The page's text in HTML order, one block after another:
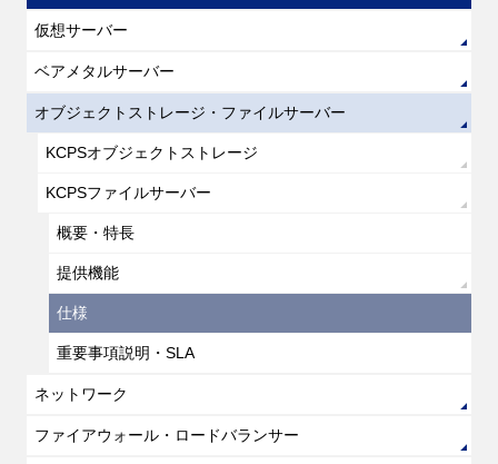
仮想サーバー
ベアメタルサーバー
オブジェクトストレージ・ファイルサーバー
KCPSオブジェクトストレージ
KCPSファイルサーバー
概要・特長
提供機能
仕様
重要事項説明・SLA
ネットワーク
ファイアウォール・ロードバランサー